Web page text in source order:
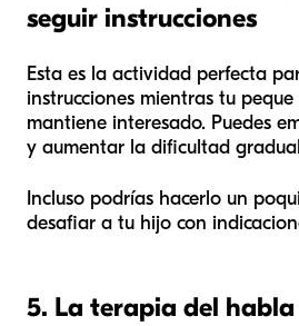
seguir instrucciones
Esta es la actividad perfecta
instrucciones mientras tu
mantiene interesado. Puedes
y aumentar la dificultad
Incluso podrías hacerlo un
desafiar a tu hijo con
5. La terapia del habla